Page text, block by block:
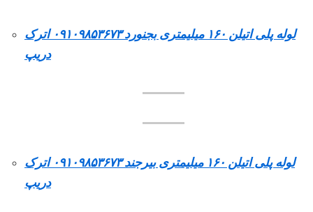
لوله پلی اتیلن ۱۶۰ میلیمتری بجنورد ۰۹۱۰۹۸۵۳۶۷۳ اترک
دریپ
لوله پلی اتیلن ۱۶۰ میلیمتری بیرجند ۰۹۱۰۹۸۵۳۶۷۳ اترک
دریپ